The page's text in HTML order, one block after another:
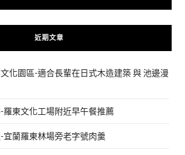
近期文章
文化園區-適合長輩在日式木造建築 與 池邊漫
-羅東文化工場附近早午餐推薦
-宜蘭羅東林場旁老字號肉羹